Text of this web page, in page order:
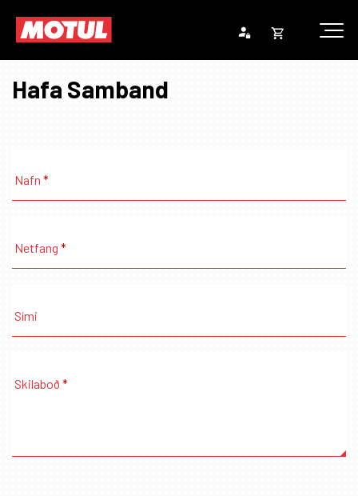
Endurheimta lykilorð
Opna
Karfan þín
Hafa Samband
Nafn
Netfang
Sími
Skilaboð